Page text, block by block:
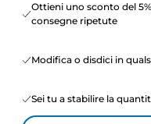
Ottieni uno sconto del
consegne ripetute
Modifica o disdici in
Sei tu a stabilire la